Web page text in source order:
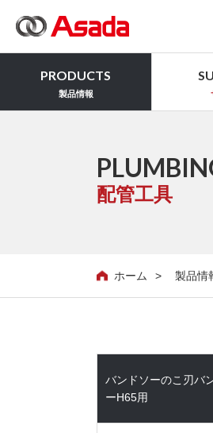
PRODUCTS
製品情報
配管工具
ホーム 製品情
バンドソーのこ刃バ
ーH65用